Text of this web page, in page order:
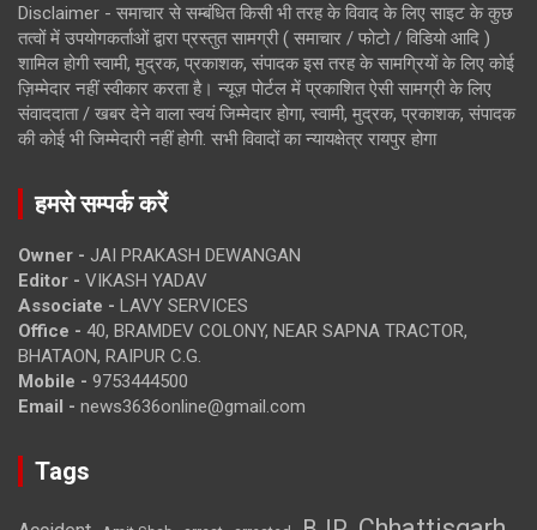
Disclaimer - समाचार से सम्बंधित किसी भी तरह के विवाद के लिए साइट के कुछ
तत्वों में उपयोगकर्ताओं द्वारा प्रस्तुत सामग्री ( समाचार / फोटो / विडियो आदि )
शामिल होगी स्वामी, मुद्रक, प्रकाशक, संपादक इस तरह के सामग्रियों के लिए कोई
ज़िम्मेदार नहीं स्वीकार करता है। न्यूज़ पोर्टल में प्रकाशित ऐसी सामग्री के लिए
संवाददाता / खबर देने वाला स्वयं जिम्मेदार होगा, स्वामी, मुद्रक, प्रकाशक, संपादक
की कोई भी जिम्मेदारी नहीं होगी. सभी विवादों का न्यायक्षेत्र रायपुर होगा
हमसे सम्पर्क करें
Owner - JAI PRAKASH DEWANGAN
Editor - VIKASH YADAV
Associate - LAVY SERVICES
Office - 40, BRAMDEV COLONY, NEAR SAPNA TRACTOR,
BHATAON, RAIPUR C.G.
Mobile - 9753444500
Email - news3636online@gmail.com
Tags